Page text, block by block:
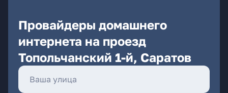
Провайдеры домашнего
интернета на проезд
Топольчанский 1-й, Саратов